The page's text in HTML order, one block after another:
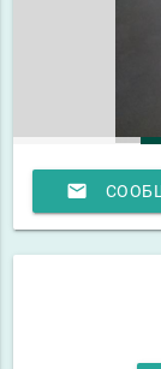
email